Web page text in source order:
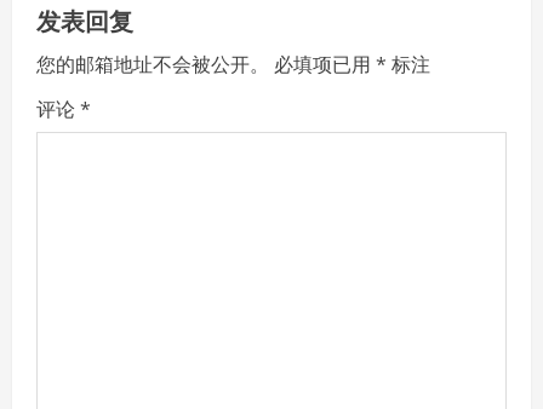
v
i
g
发表回复
您的邮箱地址不会被公开。 必填项已用 * 标注
评论*